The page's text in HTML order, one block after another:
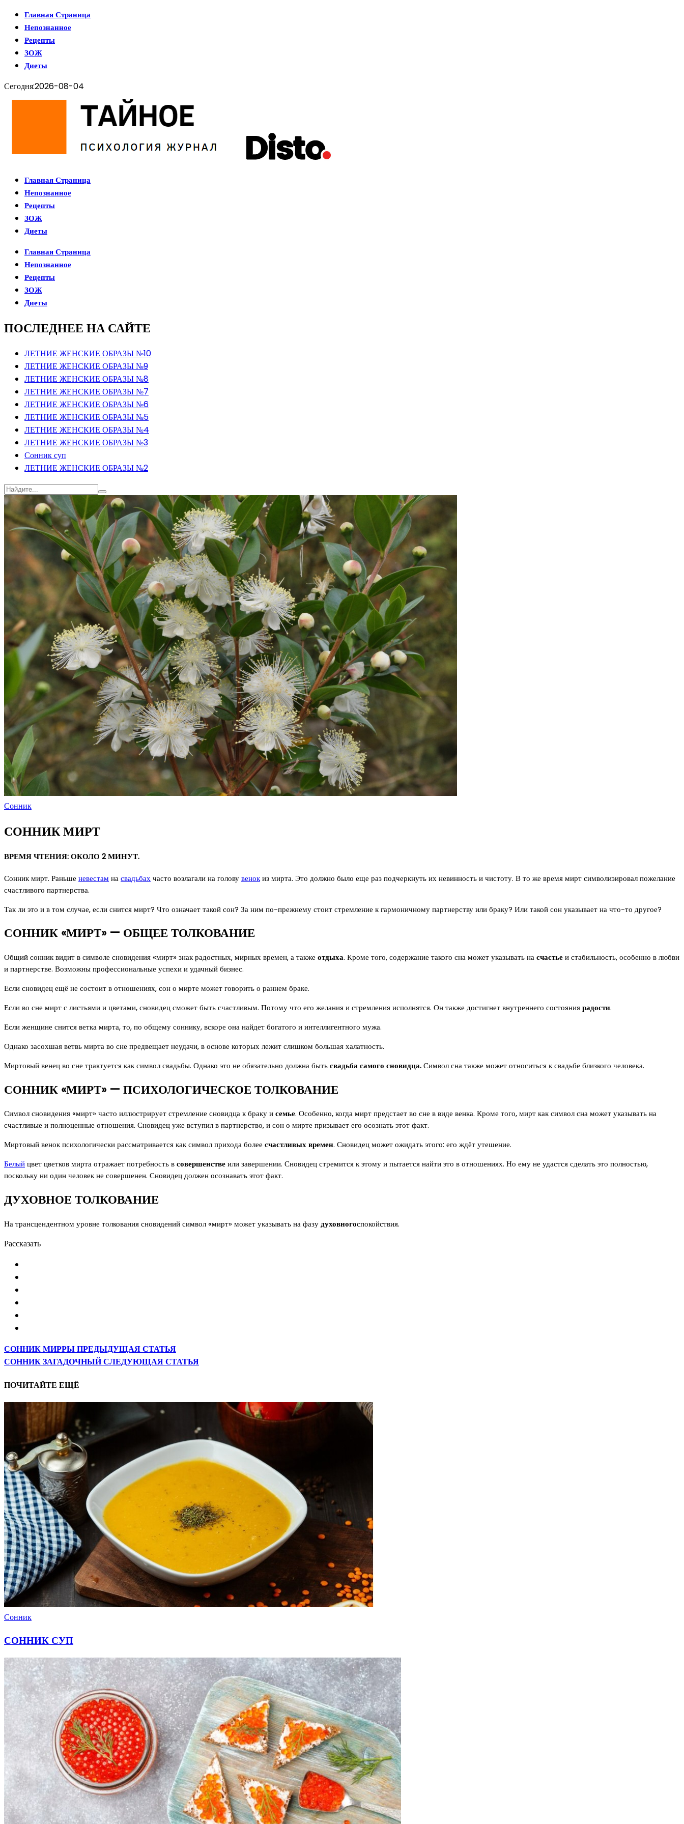
Главная Страница
Непознанное
Рецепты
ЗОЖ
Диеты
Сегодня:2026-08-04
Главная Страница
Непознанное
Рецепты
ЗОЖ
Диеты
Главная Страница
Непознанное
Рецепты
ЗОЖ
Диеты
ПОСЛЕДНЕЕ НА САЙТЕ
ЛЕТНИЕ ЖЕНСКИЕ ОБРАЗЫ №10
ЛЕТНИЕ ЖЕНСКИЕ ОБРАЗЫ №9
ЛЕТНИЕ ЖЕНСКИЕ ОБРАЗЫ №8
ЛЕТНИЕ ЖЕНСКИЕ ОБРАЗЫ №7
ЛЕТНИЕ ЖЕНСКИЕ ОБРАЗЫ №6
ЛЕТНИЕ ЖЕНСКИЕ ОБРАЗЫ №5
ЛЕТНИЕ ЖЕНСКИЕ ОБРАЗЫ №4
ЛЕТНИЕ ЖЕНСКИЕ ОБРАЗЫ №3
Сонник суп
ЛЕТНИЕ ЖЕНСКИЕ ОБРАЗЫ №2
Сонник
СОННИК МИРТ
ВРЕМЯ ЧТЕНИЯ: ОКОЛО 2 МИНУТ.
Сонник мирт. Раньше невестам насвадьбахчасто возлагали на головувенокиз мирта. Это должно было еще раз подчеркнуть их невинность и чистоту. В то же время мирт символизировал пожелание
счастливого партнерства.
Так ли это и в том случае, если снится мирт? Что означает такой сон? За ним по-прежнему стоит стремление к гармоничному партнерству или браку? Или такой сон указывает на что-то другое?
СОННИК «МИРТ» — ОБЩЕЕ ТОЛКОВАНИЕ
Общий сонник видит в символе сновидения «мирт» знак радостных, мирных времен, а также отдыха. Кроме того, содержание такого сна может указывать насчастьеи стабильность, особенно в любви
и партнерстве. Возможны профессиональные успехи и удачный бизнес.
Если сновидец ещё не состоит в отношениях, сон о мирте может говорить о раннем браке.
Если во сне мирт с листьями и цветами, сновидец сможет быть счастливым. Потому что его желания и стремления исполнятся. Он также достигнет внутреннего состояниярадости.
Если женщине снится ветка мирта, то, по общему соннику, вскоре она найдет богатого и интеллигентного мужа.
Однако засохшая ветвь мирта во сне предвещает неудачи, в основе которых лежит слишком большая халатность.
Миртовый венец во сне трактуется как символ свадьбы. Однако это не обязательно должна бытьсвадьба самого сновидца.Символ сна также может относиться к свадьбе близкого человека.
СОННИК «МИРТ» — ПСИХОЛОГИЧЕСКОЕ ТОЛКОВАНИЕ
Символ сновидения «мирт» часто иллюстрирует стремление сновидца к браку исемье. Особенно, когда мирт предстает во сне в виде венка. Кроме того, мирт как символ сна может указывать на
счастливые и полноценные отношения. Сновидец уже вступил в партнерство, и сон о мирте призывает его осознать этот факт.
Миртовый венок психологически рассматривается как символ прихода более счастливых времен. Сновидец может ожидать этого: его ждёт утешение.
Белыйцвет цветков мирта отражает потребность всовершенствеили завершении. Сновидец стремится к этому и пытается найти это в отношениях. Но ему не удастся сделать это полностью,
поскольку ни один человек не совершенен. Сновидец должен осознавать этот факт.
ДУХОВНОЕ ТОЛКОВАНИЕ
На трансцендентном уровне толкования сновидений символ «мирт» может указывать на фазудуховногоспокойствия.
Рассказать
СОННИК МИРРЫПРЕДЫДУЩАЯ СТАТЬЯ
СОННИК ЗАГАДОЧНЫЙСЛЕДУЮЩАЯ СТАТЬЯ
ПОЧИТАЙТЕ ЕЩЁ
Сонник
СОННИК СУП